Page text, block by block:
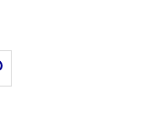
Twitter)
par email